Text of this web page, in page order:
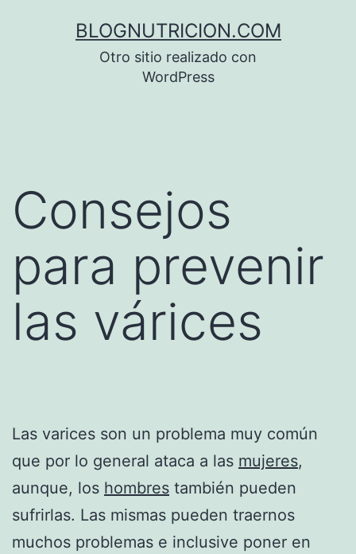
BLOGNUTRICION.COM
Otro sitio realizado con
WordPress
Consejos
para prevenir
las várices
Las varices son un problema muy común
que por lo general ataca a las mujeres,
aunque, los hombres también pueden
sufrirlas. Las mismas pueden traernos
muchos problemas e inclusive poner en